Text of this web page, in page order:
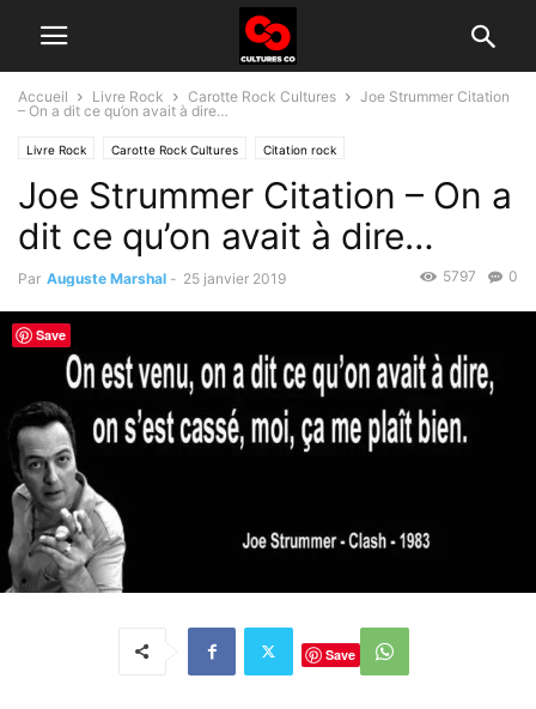
Accueil Livre Rock Carotte Rock Cultures
Joe Strummer Citation
– On a dit ce qu’on avait à dire…
Livre Rock Carotte Rock Cultures Citation rock
Joe Strummer Citation – On a
dit ce qu’on avait à dire…
Par Auguste Marshal - 25 janvier 2019 0
5797
Save
Save